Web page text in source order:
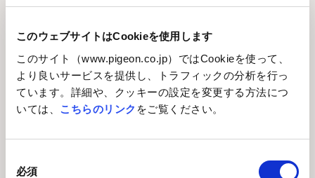
このウェブサイトはCookieを使用します
このサイト（www.pigeon.co.jp）ではCookieを使って、
より良いサービスを提供し、トラフィックの分析を行っ
ています。詳細や、クッキーの設定を変更する方法につ
いては、 こちらのリンク をご覧ください。
必須
投資家向け情報